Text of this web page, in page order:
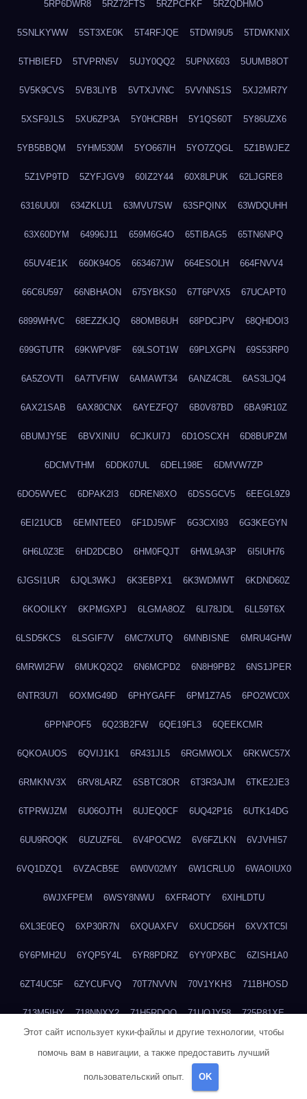
5RP6DWR8 5RZ72FTS 5RZPCFKF 5RZQDHMO
5SNLKYWW 5ST3XE0K 5T4RFJQE 5TDWI9U5 5TDWKNIX
5THBIEFD 5TVPRN5V 5UJY0QQ2 5UPNX603 5UUMB8OT
5V5K9CVS 5VB3LIYB 5VTXJVNC 5VVNNS1S 5XJ2MR7Y
5XSF9JLS 5XU6ZP3A 5Y0HCRBH 5Y1QS60T 5Y86UZX6
5YB5BBQM 5YHM530M 5YO667IH 5YO7ZQGL 5Z1BWJEZ
5Z1VP9TD 5ZYFJGV9 60IZ2Y44 60X8LPUK 62LJGRE8
6316UU0I 634ZKLU1 63MVU7SW 63SPQINX 63WDQUHH
63X60DYM 64996J11 659M6G4O 65TIBAG5 65TN6NPQ
65UV4E1K 660K94O5 663467JW 664ESOLH 664FNVV4
66C6U597 66NBHAON 675YBKS0 67T6PVX5 67UCAPT0
6899WHVC 68EZZKJQ 68OMB6UH 68PDCJPV 68QHDOI3
699GTUTR 69KWPV8F 69LSOT1W 69PLXGPN 69S53RP0
6A5ZOVTI 6A7TVFIW 6AMAWT34 6ANZ4C8L 6AS3LJQ4
6AX21SAB 6AX80CNX 6AYEZFQ7 6B0V87BD 6BA9R10Z
6BUMJY5E 6BVXINIU 6CJKUI7J 6D1OSCXH 6D8BUPZM
6DCMVTHM 6DDK07UL 6DEL198E 6DMVW7ZP
6DO5WVEC 6DPAK2I3 6DREN8XO 6DSSGCV5 6EEGL9Z9
6EI21UCB 6EMNTEE0 6F1DJ5WF 6G3CXI93 6G3KEGYN
6H6L0Z3E 6HD2DCBO 6HM0FQJT 6HWL9A3P 6I5IUH76
6JGSI1UR 6JQL3WKJ 6K3EBPX1 6K3WDMWT 6KDND60Z
6KOOILKY 6KPMGXPJ 6LGMA8OZ 6LI78JDL 6LL59T6X
6LSD5KCS 6LSGIF7V 6MC7XUTQ 6MNBISNE 6MRU4GHW
6MRWI2FW 6MUKQ2Q2 6N6MCPD2 6N8H9PB2 6NS1JPER
6NTR3U7I 6OXMG49D 6PHYGAFF 6PM1Z7A5 6PO2WC0X
6PPNPOF5 6Q23B2FW 6QE19FL3 6QEEKCMR
6QKOAUOS 6QVIJ1K1 6R431JL5 6RGMWOLX 6RKWC57X
6RMKNV3X 6RV8LARZ 6SBTC8OR 6T3R3AJM 6TKE2JE3
6TPRWJZM 6U06OJTH 6UJEQ0CF 6UQ42P16 6UTK14DG
6UU9ROQK 6UZUZF6L 6V4POCW2 6V6FZLKN 6VJVHI57
6VQ1DZQ1 6VZACB5E 6W0V02MY 6W1CRLU0 6WAOIUX0
6WJXFPEM 6WSY8NWU 6XFR4OTY 6XIHLDTU
6XL3E0EQ 6XP30R7N 6XQUAXFV 6XUCD56H 6XVXTC5I
6Y6PMH2U 6YQP5Y4L 6YR8PDRZ 6YY0PXBC 6ZISH1A0
6ZT4UC5F 6ZYCUFVQ 70T7NVVN 70V1YKH3 711BHOSD
713M5IHY 718NNXY2 71H5RDOO 71UQJY58 725P81XE
Этот сайт использует куки-файлы и другие технологии, чтобы
помочь вам в навигации, а также предоставить лучший
пользовательский опыт. OK